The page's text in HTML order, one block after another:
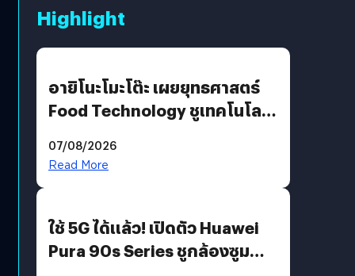
Highlight
อายิโนะโมะโต๊ะ เผยยุทธศาสตร์
Food Technology ชูเทคโนโลยี
บริโภคและ B2B
07/08/2026
Read More
ใช้ 5G ได้แล้ว! เปิดตัว Huawei
Pura 90s Series ชูกล้องซูม